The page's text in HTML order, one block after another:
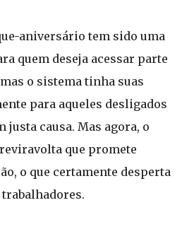
aniversário tem sido uma
quem deseja acessar parte
o sistema tinha suas
para aqueles desligados
justa causa. Mas agora, o
que promete
o que certamente desperta